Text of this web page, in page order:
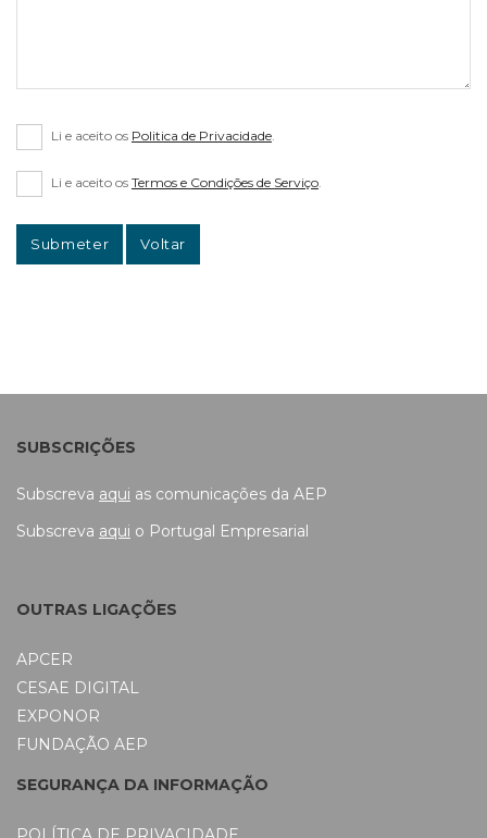
Li e aceito os Politica de Privacidade.
Li e aceito os Termos e Condições de Serviço
Submeter Voltar
SUBSCRIÇÕES
Subscreva aqui as comunicações da AEP
Subscreva aqui o Portugal Empresarial
OUTRAS LIGAÇÕES
APCER
CESAE DIGITAL
EXPONOR
FUNDAÇÃO AEP
SEGURANÇA DA INFORMAÇÃO